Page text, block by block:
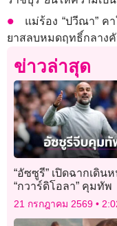
แม่ร้อง “ปวีณา” ค
ยาสลบหมดฤทธิ์กลาง
ข่าวล่าสุด
“อัซซูรี” เปิดฉากเดิน
“กวาร์ดิโอลา” คุมทัพ
21 กรกฎาคม 2569